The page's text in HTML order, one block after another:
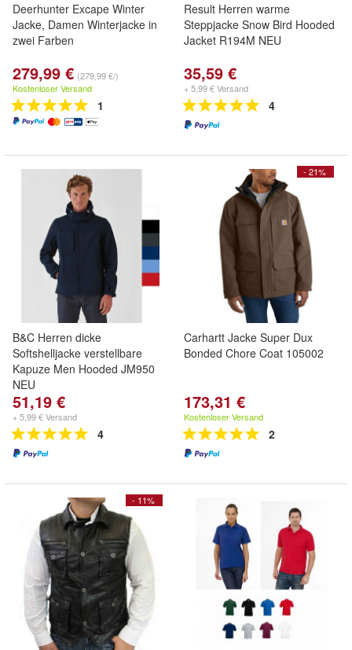
Deerhunter Excape Winter
Jacke, Damen Winterjacke in
zwei Farben
279,99 € (279,99 €/)
Kostenloser Versand
1
Result Herren warme
Steppjacke Snow Bird Hooded
Jacket R194M NEU
35,59 €
+ 5,99 € Versand
4
B&C Herren dicke
Softshelljacke verstellbare
Kapuze Men Hooded JM950
NEU
51,19 €
+ 5,99 € Versand
4
- 21%
Carhartt Jacke Super Dux
Bonded Chore Coat 105002
173,31 €
Kostenloser Versand
2
- 11%